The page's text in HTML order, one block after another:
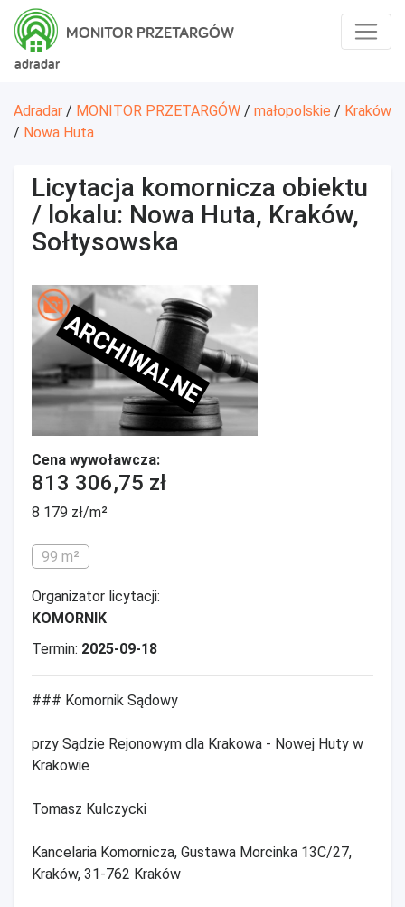
adradar
MONITOR PRZETARGÓW
Adradar / MONITOR PRZETARGÓW / małopolskie / Kraków
/ Nowa Huta
Licytacja komornicza obiektu
/ lokalu: Nowa Huta, Kraków,
Sołtysowska
ARCHIWALNE
Cena wywoławcza:
813 306,75 zł
8 179 zł/m²
99 m²
Organizator licytacji:
KOMORNIK
Termin: 2025-09-18
### Komornik Sądowy
przy Sądzie Rejonowym dla Krakowa - Nowej Huty w
Krakowie
Tomasz Kulczycki
Kancelaria Komornicza, Gustawa Morcinka 13C/27,
Kraków, 31-762 Kraków